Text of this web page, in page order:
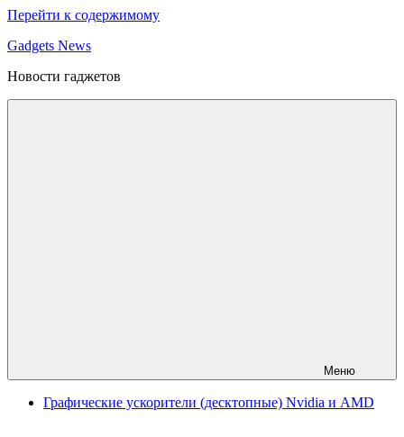
Перейти к содержимому
Gadgets News
Новости гаджетов
Меню
Графические ускорители (десктопные) Nvidia и AMD